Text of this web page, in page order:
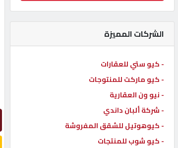
مميزة
إبحث
إتصل
بنا
إعلانات
الشركات المميزة
- كيو ستي للعقارات
- كيو ماركت للمنتوجات
- نيو ون العقارية
- شركة ألبان داندي
- كيوهوتيل للشقق المفروشة
- كيو شوب للمنتجات